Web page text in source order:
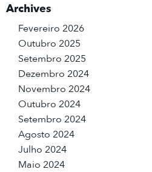
Archives
Fevereiro 2026
Outubro 2025
Setembro 2025
Dezembro 2024
Novembro 2024
Outubro 2024
Setembro 2024
Agosto 2024
Julho 2024
Maio 2024